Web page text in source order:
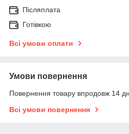
Післяплата
Готівкою
Всі умови оплати
Умови повернення
Повернення товару впродовж 14
Всі умови повернення